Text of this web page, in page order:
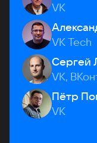
VK
VK Tech
Сергей
VK,
Пётр
VK